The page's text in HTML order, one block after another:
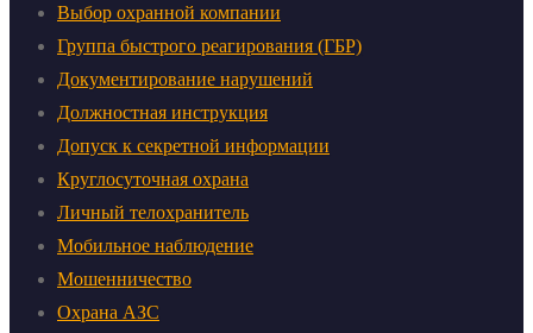
Выбор охранной компании
Группа быстрого реагирования (ГБР)
Документирование нарушений
Должностная инструкция
Допуск к секретной информации
Круглосуточная охрана
Личный телохранитель
Мобильное наблюдение
Мошенничество
Охрана АЗС